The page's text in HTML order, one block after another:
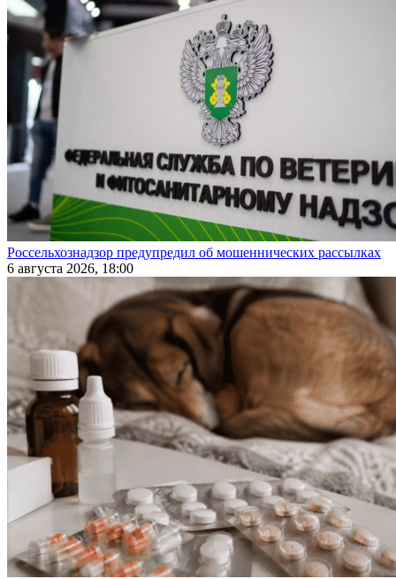
Россельхознадзор предупредил об мошеннических рассылках
6 августа 2026, 18:00